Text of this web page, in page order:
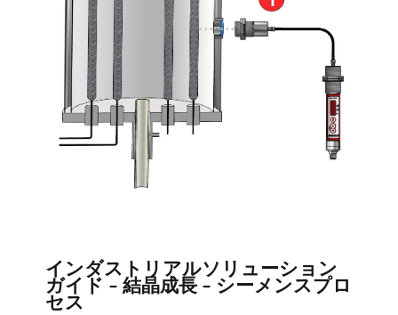
インダストリアルソリューション
ガイド - 結晶成長 - シーメンスプロ
セス